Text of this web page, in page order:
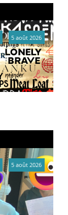
5 août 2026
5 août 2026